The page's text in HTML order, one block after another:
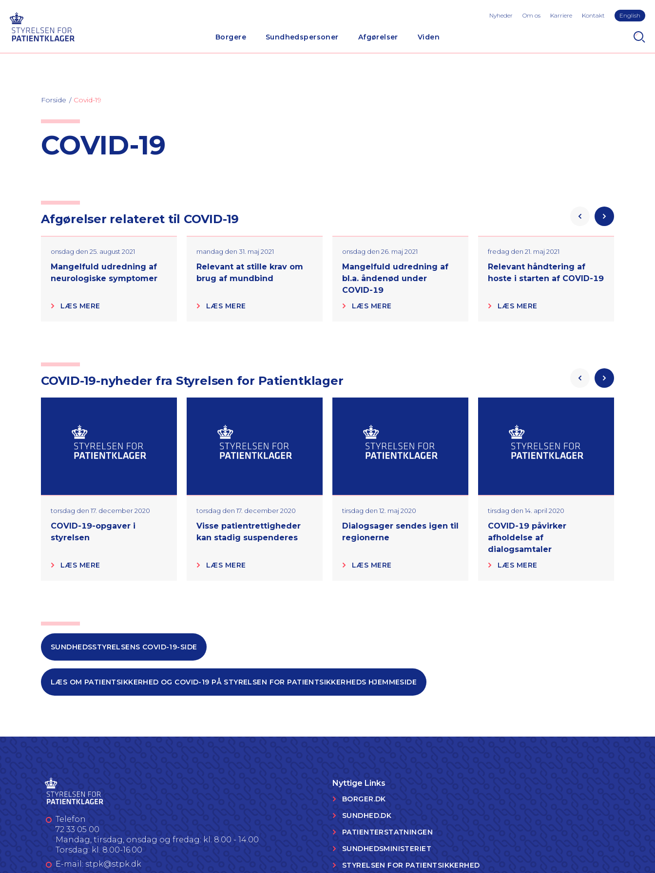
Borgere Sundhedspersoner Afgørelser Viden
Nyheder Om os Karriere Kontakt English
Forside Covid-19
COVID-19
Afgørelser relateret til COVID-19
onsdag den 25. august 2021
Mangelfuld udredning af
neurologiske symptomer
LÆS MERE
mandag den 31. maj 2021
Relevant at stille krav om
brug af mundbind
LÆS MERE
onsdag den 26. maj 2021
Mangelfuld udredning af
bl.a. åndenød under
COVID-19
LÆS MERE
fredag den 21. maj 2021
Relevant håndtering af
hoste i starten af COVID-19
LÆS MERE
Previous
Next
COVID-19-nyheder fra Styrelsen for Patientklager
torsdag den 17. december 2020
COVID-19-opgaver i
styrelsen
LÆS MERE
torsdag den 17. december 2020
Visse patientrettigheder
kan stadig suspenderes
LÆS MERE
tirsdag den 12. maj 2020
Dialogsager sendes igen til
regionerne
LÆS MERE
tirsdag den 14. april 2020
COVID-19 påvirker
afholdelse af
dialogsamtaler
LÆS MERE
Previous
Next
SUNDHEDSSTYRELSENS COVID-19-SIDE
LÆS OM PATIENTSIKKERHED OG COVID-19 PÅ STYRELSEN FOR PATIENTSIKKERHEDS HJEMMESIDE
Telefon
72 33 05 00
Mandag, tirsdag, onsdag og fredag: kl. 8.00 - 14.00
Torsdag: kl. 8.00-16.00
E-mail: stpk@stpk.dk
Nyttige Links
BORGER.DK
SUNDHED.DK
PATIENTERSTATNINGEN
SUNDHEDSMINISTERIET
STYRELSEN FOR PATIENTSIKKERHED